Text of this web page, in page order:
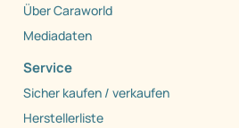
Über Caraworld
Mediadaten
Service
Sicher kaufen / verkaufen
Herstellerliste